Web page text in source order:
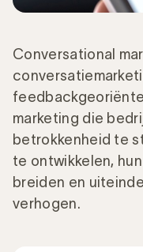
Conversational
marketing die
betrokkenheid te
te ontwikkelen,
breiden en
verhogen.